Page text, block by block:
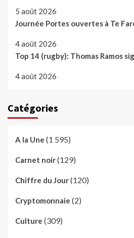
5 août 2026
Journée Portes ouvertes à Te
4 août 2026
Top 14 (rugby): Thomas Ramos
4 août 2026
Catégories
A la Une (1 595)
Carnet noir(129)
Chiffre du Jour(120)
Cryptomonnaie (2)
Culture (309)